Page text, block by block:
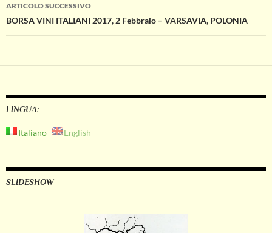
ARTICOLO SUCCESSIVO
BORSA VINI ITALIANI 2017, 2 Febbraio – VARSAVIA, POLONIA
LINGUA:
Italiano English
SLIDESHOW